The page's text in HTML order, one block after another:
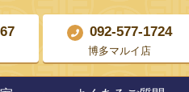
092-577-1724
博多マルイ店